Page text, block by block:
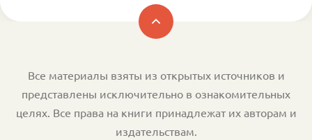
Все материалы взяты из открытых источников и
представлены исключительно в ознакомительных
целях. Все права на книги принадлежат их авторам и
издательствам.